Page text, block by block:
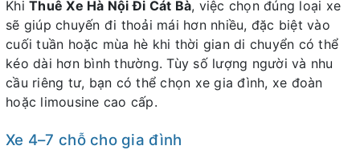
Khi Thuê Xe Hà Nội Đi Cát Bà, việc chọn đúng loại xe
sẽ giúp chuyến đi thoải mái hơn nhiều, đặc biệt vào
cuối tuần hoặc mùa hè khi thời gian di chuyển có thể
kéo dài hơn bình thường. Tùy số lượng người và nhu
cầu riêng tư, bạn có thể chọn xe gia đình, xe đoàn
hoặc limousine cao cấp.
Xe 4–7 chỗ cho gia đình